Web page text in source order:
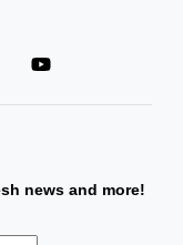
news and more!